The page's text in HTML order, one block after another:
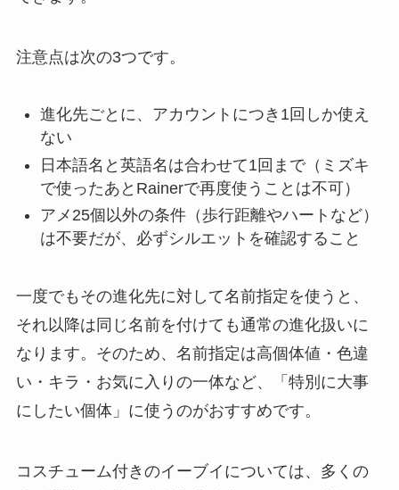
注意点は次の3つです。
進化先ごとに、アカウントにつき1回しか使え
ない
日本語名と英語名は合わせて1回まで（ミズキ
で使ったあとRainerで再度使うことは不可）
アメ25個以外の条件（歩行距離やハートなど）
は不要だが、必ずシルエットを確認すること
一度でもその進化先に対して名前指定を使うと、
それ以降は同じ名前を付けても通常の進化扱いに
なります。そのため、名前指定は高個体値・色違
い・キラ・お気に入りの一体など、「特別に大事
にしたい個体」に使うのがおすすめです。
コスチューム付きのイーブイについては、多くの